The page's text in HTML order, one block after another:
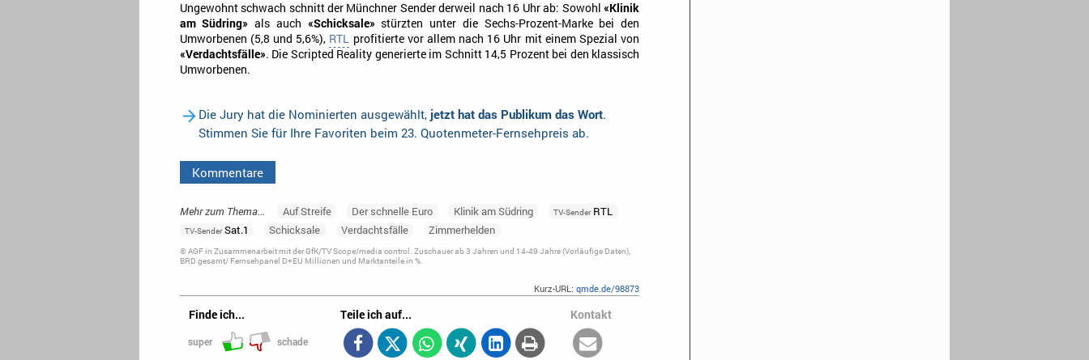
Ungewohnt schwach schnitt der Münchner Sender derweil nach 16 Uhr ab: Sowohl«Klinik
am Südring» als auch «Schicksale» stürzten unter die Sechs-Prozent-Marke bei den
Umworbenen (5,8 und 5,6%), RTL profitierte vor allem nach 16 Uhr mit einem Spezial von
«Verdachtsfälle». Die Scripted Reality generierte im Schnitt 14,5 Prozent bei den klassisch
Umworbenen.
Die Jury hat die Nominierten ausgewählt, jetzt hat das Publikum das Wort.
Stimmen Sie für Ihre Favoriten beim 23. Quotenmeter-Fernsehpreis ab.
Kommentare
Mehr zum Thema... Auf Streife Der schnelle Euro Klinik am Südring TV-SenderRTL
TV-SenderSat.1 Schicksale Verdachtsfälle Zimmerhelden
© AGF in Zusammenarbeit mit der GfK/TV Scope/media control. Zuschauer ab 3 Jahren und 14-49 Jahre (Vorläufige Daten),
BRD gesamt/ Fernsehpanel D+EU Millionen und Marktanteile in %.
Kurz-URL:qmde.de/98873
Finde ich...
super schade
Teile ich auf... Kontakt